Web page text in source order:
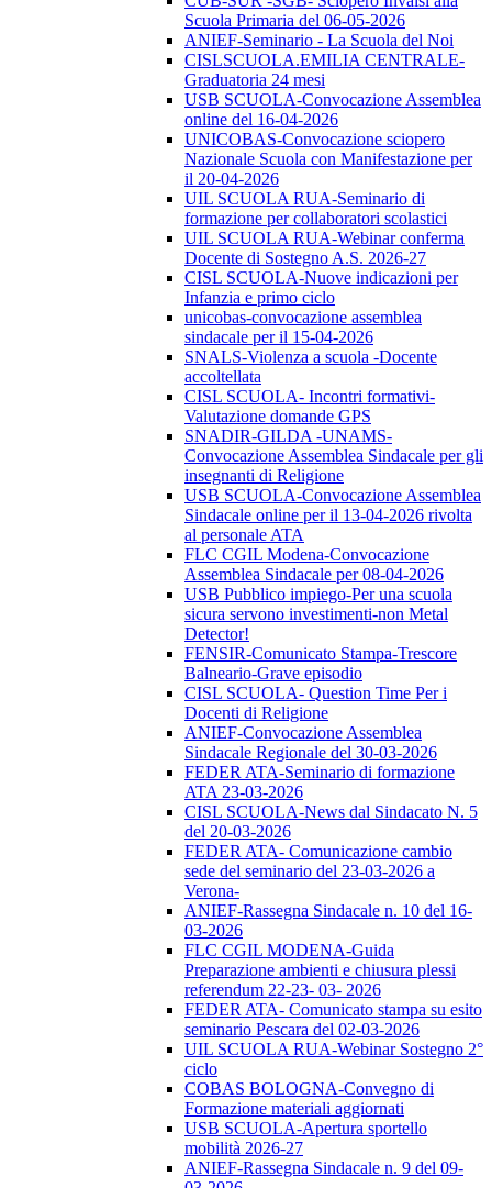
Scuola Primaria del 06-05-2026
ANIEF-Seminario - La Scuola del Noi
CISLSCUOLA.EMILIA CENTRALE-
Graduatoria 24 mesi
USB SCUOLA-Convocazione Assemblea
online del 16-04-2026
UNICOBAS-Convocazione sciopero
Nazionale Scuola con Manifestazione per
il 20-04-2026
UIL SCUOLA RUA-Seminario di
formazione per collaboratori scolastici
UIL SCUOLA RUA-Webinar conferma
Docente di Sostegno A.S. 2026-27
CISL SCUOLA-Nuove indicazioni per
Infanzia e primo ciclo
unicobas-convocazione assemblea
sindacale per il 15-04-2026
SNALS-Violenza a scuola -Docente
accoltellata
CISL SCUOLA- Incontri formativi-
Valutazione domande GPS
SNADIR-GILDA -UNAMS-
Convocazione Assemblea Sindacale per gli
insegnanti di Religione
USB SCUOLA-Convocazione Assemblea
Sindacale online per il 13-04-2026 rivolta
al personale ATA
FLC CGIL Modena-Convocazione
Assemblea Sindacale per 08-04-2026
USB Pubblico impiego-Per una scuola
sicura servono investimenti-non Metal
Detector!
FENSIR-Comunicato Stampa-Trescore
Balneario-Grave episodio
CISL SCUOLA- Question Time Per i
Docenti di Religione
ANIEF-Convocazione Assemblea
Sindacale Regionale del 30-03-2026
FEDER ATA-Seminario di formazione
ATA 23-03-2026
CISL SCUOLA-News dal Sindacato N. 5
del 20-03-2026
FEDER ATA- Comunicazione cambio
sede del seminario del 23-03-2026 a
Verona-
ANIEF-Rassegna Sindacale n. 10 del 16-
03-2026
FLC CGIL MODENA-Guida
Preparazione ambienti e chiusura plessi
referendum 22-23- 03- 2026
FEDER ATA- Comunicato stampa su esito
seminario Pescara del 02-03-2026
UIL SCUOLA RUA-Webinar Sostegno 2°
ciclo
COBAS BOLOGNA-Convegno di
Formazione materiali aggiornati
USB SCUOLA-Apertura sportello
mobilità 2026-27
ANIEF-Rassegna Sindacale n. 9 del 09-